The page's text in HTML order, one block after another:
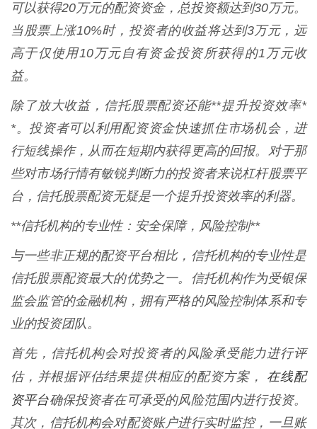
可以获得20万元的配资资金，总投资额达到30万元。
当股票上涨10%时，投资者的收益将达到3万元，远
高于仅使用10万元自有资金投资所获得的1万元收
益。
除了放大收益，信托股票配资还能**提升投资效率*
*。投资者可以利用配资资金快速抓住市场机会，进
行短线操作，从而在短期内获得更高的回报。对于那
些对市场行情有敏锐判断力的投资者来说杠杆股票平
台，信托股票配资无疑是一个提升投资效率的利器。
**信托机构的专业性：安全保障，风险控制**
与一些非正规的配资平台相比，信托机构的专业性是
信托股票配资最大的优势之一。信托机构作为受银保
监会监管的金融机构，拥有严格的风险控制体系和专
业的投资团队。
首先，信托机构会对投资者的风险承受能力进行评
估，并根据评估结果提供相应的配资方案，
在线配
资平台确保投资者在可承受的风险范围内进行投资。
其次，信托机构会对配资账户进行实时监控，一旦账